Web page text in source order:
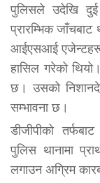
पुलिसले उदेखि
प्रारम्भिक जाँचबाट
आईएसआई
हासिल गरेको
छ। उसको
सम्भावना छ।
डीजीपीको
पुलिस थानामा
लगाउन अग्रिम